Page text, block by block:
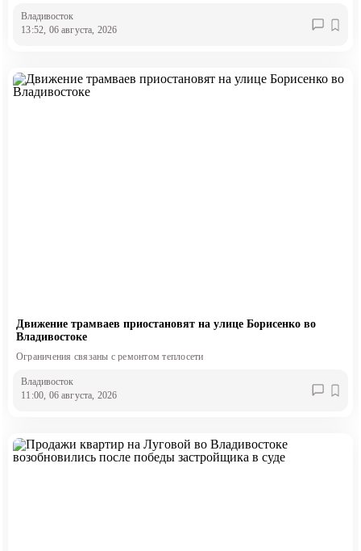
Владивосток
13:52, 06 августа, 2026
Движение трамваев приостановят на улице Борисенко во
Владивостоке
Ограничения связаны с ремонтом теплосети
Владивосток
11:00, 06 августа, 2026